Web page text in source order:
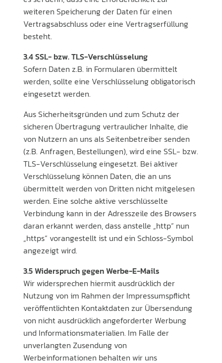
weiteren Speicherung der Daten für einen
Vertragsabschluss oder eine Vertragserfüllung
besteht.
3.4 SSL- bzw. TLS-Verschlüsselung
Sofern Daten z.B. in Formularen übermittelt
werden, sollte eine Verschlüsselung obligatorisch
eingesetzt werden.
Aus Sicherheitsgründen und zum Schutz der
sicheren Übertragung vertraulicher Inhalte, die
von Nutzern an uns als Seitenbetreiber senden
(z.B. Anfragen, Bestellungen), wird eine SSL- bzw.
TLS-Verschlüsselung eingesetzt. Bei aktiver
Verschlüsselung können Daten, die an uns
übermittelt werden von Dritten nicht mitgelesen
werden. Eine solche aktive verschlüsselte
Verbindung kann in der Adresszeile des Browsers
daran erkannt werden, dass anstelle „http“ nun
„https“ vorangestellt ist und ein Schloss-Symbol
angezeigt wird.
3.5 Widerspruch gegen Werbe-E-Mails
Wir widersprechen hiermit ausdrücklich der
Nutzung von im Rahmen der Impressumspflicht
veröffentlichten Kontaktdaten zur Übersendung
von nicht ausdrücklich angeforderter Werbung
und Informationsmaterialien. Im Falle der
unverlangten Zusendung von
Werbeinformationen behalten wir uns